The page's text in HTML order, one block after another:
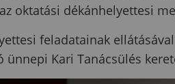
oktatási dékánhelyettesi
feladatainak
Kari Tanácsülés